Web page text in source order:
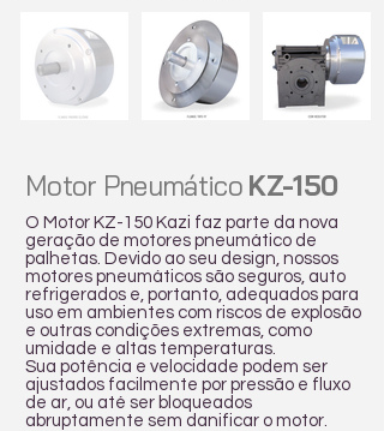
Motor Pneumático KZ-150
O Motor KZ-150 Kazi faz parte da nova
geração de motores pneumático de
palhetas. Devido ao seu design, nossos
motores pneumáticos são seguros, auto
refrigerados e, portanto, adequados para
uso em ambientes com riscos de explosão
e outras condições extremas, como
umidade e altas temperaturas.
Sua potência e velocidade podem ser
ajustados facilmente por pressão e fluxo
de ar, ou até ser bloqueados
abruptamente sem danificar o motor.